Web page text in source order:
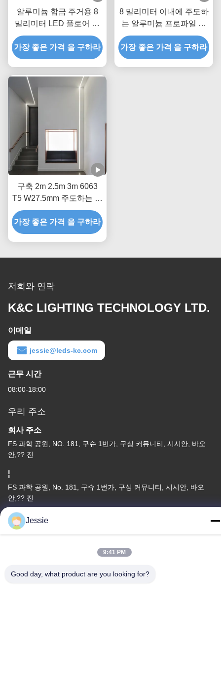
알루미늄 합금 주거용 8
밀리미터 LED 플로어 프
로파일 6063 T5
W19.2mm
가장 좋은 가격 을 구하라
8 밀리미터 이내에 주도하
는 알루미늄 프로파일 은
W19.2mm*H 8 밀리미터
는 LED 플로어 프로파일
조명을 위한 스트립을 이
가장 좋은 가격 을 구하라
구축 2m 2.5m 3m 6063
T5 W27.5mm 주도하는 플
로어 프로파일
가장 좋은 가격 을 구하라
저희와 연락
K&C LIGHTING TECHNOLOGY LTD.
이메일
jessie@leds-kc.com
근무 시간
08:00-18:00
우리 주소
회사 주소
FS 과학 공원, NO. 181, 구슈 1번가, 구싱 커뮤니티, 시시안, 바오
안,?? 진
¦
FS 과학 공원, No. 181, 구슈 1번가, 구싱 커뮤니티, 시시안, 바오
안,?? 진
전화
86-0755-22300563
Jessie
9:41 PM
Good day, what product are you looking for?